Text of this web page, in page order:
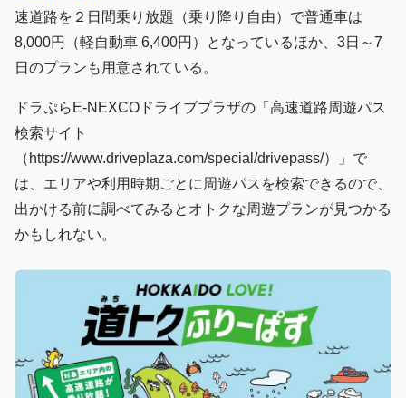
速道路を２日間乗り放題（乗り降り自由）で普通車は
8,000円（軽自動車 6,400円）となっているほか、3日～7
日のプランも用意されている。
ドラぷらE-NEXCOドライブプラザの「高速道路周遊パス
検索サイト
（https://www.driveplaza.com/special/drivepass/）」で
は、エリアや利用時期ごとに周遊パスを検索できるので、
出かける前に調べてみるとオトクな周遊プランが見つかる
かもしれない。